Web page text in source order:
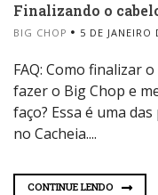
Finalizando o
BIG CHOP 5 DE JANEIRO
FAQ: Como finalizar
fazer o Big Chop e
faço? Essa é uma
no Cacheia....
CONTINUE LENDO